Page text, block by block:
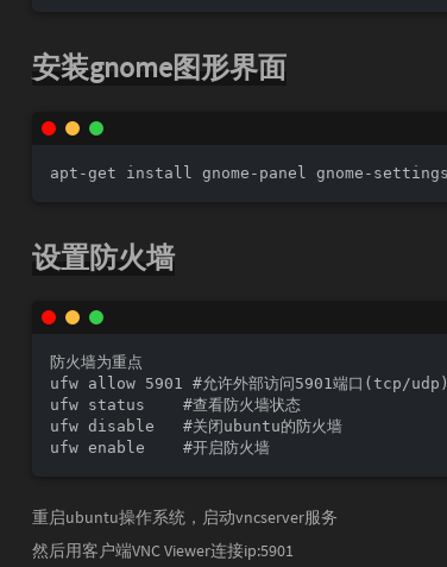
安装gnome图形界面
设置防火墙
防火墙为重点
ufw allow 5901 #允许外部访问5901端口(tcp/udp)
ufw status    #查看防火墙状态
ufw disable   #关闭ubuntu的防火墙
重启ubuntu操作系统，启动vncserver服务
然后用客户端VNC Viewer连接ip:5901